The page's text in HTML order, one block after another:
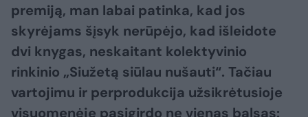
premiją, man labai patinka, kad jos
skyrėjams šįsyk nerūpėjo, kad išleidote
dvi knygas, neskaitant kolektyvinio
rinkinio „Siužetą siūlau nušauti“. Tačiau
vartojimu ir perprodukcija užsikrėtusioje
visuomenėje pasigirdo ne vienas balsas: